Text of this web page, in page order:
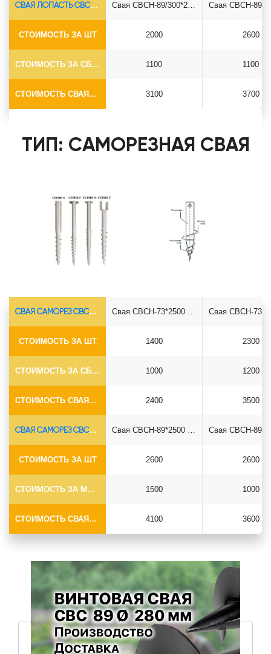
СВАЯ ЛОПАСТЬ СВСН-Ø89*6.5
СТОИМОСТЬ ЗА ШТ
СТОИМОСТЬ ЗА СБОРКУ
СТОИМОСТЬ СВАЯ+СБОРКА (БЕЗ ОГОЛОВКА)
Свая СВСН-89/300*2500
2000
1100
3100
2600
1100
3700
ТИП: САМОРЕЗНАЯ СВАЯ
СВАЯ САМОРЕЗ СВСН-Ø73*5.5
СТОИМОСТЬ ЗА ШТ
СТОИМОСТЬ ЗА СБОРКУ
СТОИМОСТЬ СВАЯ+СБОРКА (БЕЗ ОГОЛОВКА)
Свая СВСН-73*2500 саморез
1400
1000
2400
2300
1200
3500
СВАЯ САМОРЕЗ СВСН-Ø89*6.5
СТОИМОСТЬ ЗА ШТ
СТОИМОСТЬ ЗА МОНТАЖ
СТОИМОСТЬ СВАЯ+МОНТАЖ (БЕЗ ОГОЛОВКА)
Свая СВСН-89*2500 саморез
2600
1500
4100
2600
1000
3600